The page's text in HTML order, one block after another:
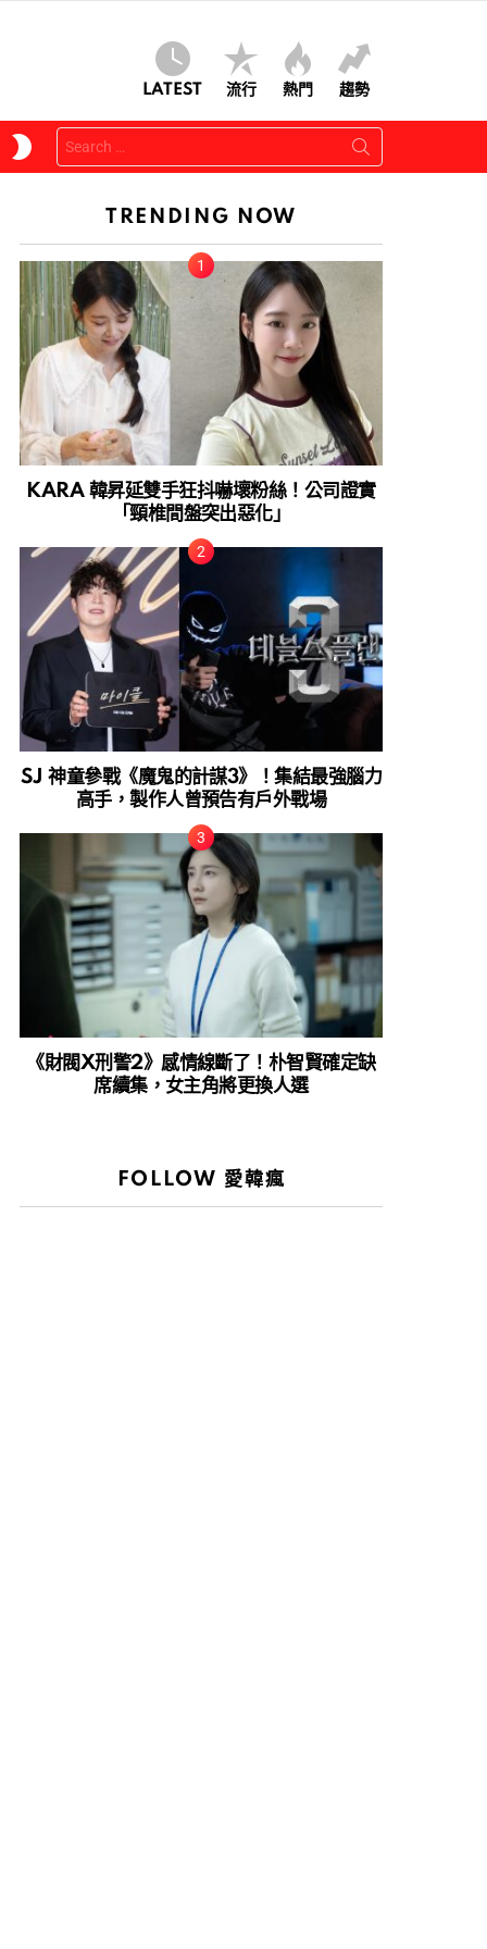
LATEST 流行 熱門 趨勢
SKIN
Search
for:
TRENDING NOW
KARA 韓昇延雙手狂抖嚇壞粉絲！公司證實
「頸椎間盤突出惡化」
SJ 神童參戰《魔鬼的計謀3》！集結最強腦力
高手，製作人曾預告有戶外戰場
《財閥X刑警2》感情線斷了！朴智賢確定缺
席續集，女主角將更換人選
FOLLOW 愛韓瘋